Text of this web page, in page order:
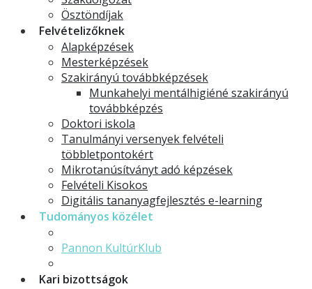
Ösztöndíjak
Felvételizőknek
Alapképzések
Mesterképzések
Szakirányú továbbképzések
Munkahelyi mentálhigiéné szakirányú
továbbképzés
Doktori iskola
Tanulmányi versenyek felvételi
többletpontokért
Mikrotanúsítványt adó képzések
Felvételi Kisokos
Digitális tananyagfejlesztés e-learning
Tudományos közélet
Pannon KultúrKlub
Kari bizottságok